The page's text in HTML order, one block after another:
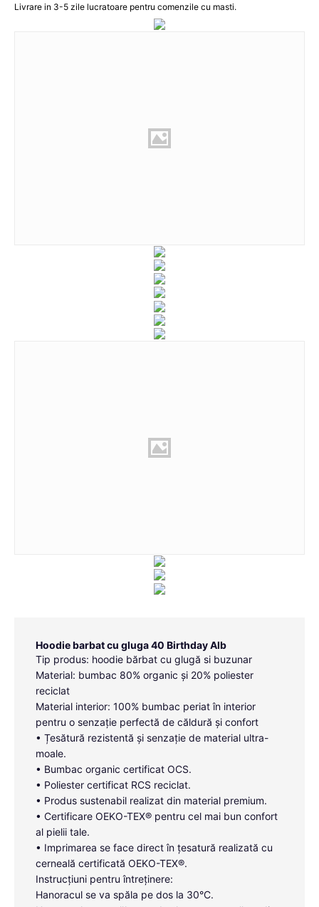
Livrare in 3-5 zile lucratoare pentru comenzile cu masti.
Hoodie barbat cu gluga 40 Birthday Alb
Tip produs: hoodie bărbat cu glugă si buzunar
Material: bumbac 80% organic și 20% poliester
reciclat
Material interior: 100% bumbac periat în interior
pentru o senzație perfectă de căldură și confort
• Țesătură rezistentă și senzație de material ultra-
moale.
• Bumbac organic certificat OCS.
• Poliester certificat RCS reciclat.
• Produs sustenabil realizat din material premium.
• Certificare OEKO-TEX® pentru cel mai bun confort
al pielii tale.
• Imprimarea se face direct în țesatură realizată cu
cerneală certificată OEKO-TEX®.
Instrucțiuni pentru întreținere:
Hanoracul se va spăla pe dos la 30°C.